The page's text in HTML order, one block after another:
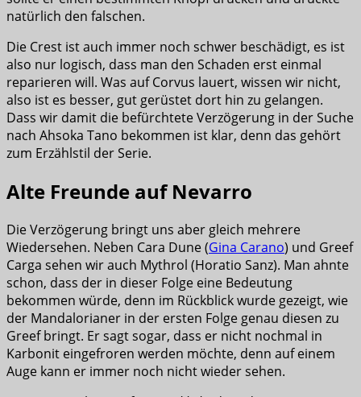
natürlich den falschen.
Die Crest ist auch immer noch schwer beschädigt, es ist
also nur logisch, dass man den Schaden erst einmal
reparieren will. Was auf Corvus lauert, wissen wir nicht,
also ist es besser, gut gerüstet dort hin zu gelangen.
Dass wir damit die befürchtete Verzögerung in der Suche
nach Ahsoka Tano bekommen ist klar, denn das gehört
zum Erzählstil der Serie.
Alte Freunde auf Nevarro
Die Verzögerung bringt uns aber gleich mehrere
Wiedersehen. Neben Cara Dune (Gina Carano) und Greef
Carga sehen wir auch Mythrol (Horatio Sanz). Man ahnte
schon, dass der in dieser Folge eine Bedeutung
bekommen würde, denn im Rückblick wurde gezeigt, wie
der Mandalorianer in der ersten Folge genau diesen zu
Greef bringt. Er sagt sogar, dass er nicht nochmal in
Karbonit eingefroren werden möchte, denn auf einem
Auge kann er immer noch nicht wieder sehen.